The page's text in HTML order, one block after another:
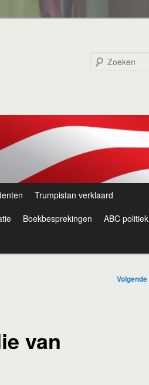
Trumpistan verklaard
Boekbesprekingen
ABC politiek
Volgende
van